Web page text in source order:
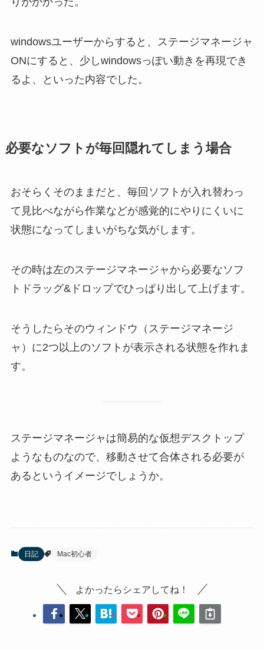
windowsユーザーからすると、ステージマネージャ
ONにすると、少しwindowsっぽい動きを再現でき
るよ、といった内容でした。
必要なソフトが毎回隠れてしまう場合
おそらくそのままだと、毎回ソフトが入れ替わっ
て見比べながら作業などが感覚的にやりにくいに
状態になってしまいがちな気がします。
その時は左のステージマネージャから必要なソフ
トドラッグ&ドロップでひっぱり出して上げます。
そうしたらそのウィンドウ（ステージマネージ
ャ）に2つ以上のソフトが表示される状態を作れま
す。
ステージマネージャは簡易的な仮想デスクトップ
ようなものなので、移動させて合体される必要が
あるというイメージでしょうか。
日記 Mac初心者
よかったらシェアしてね！